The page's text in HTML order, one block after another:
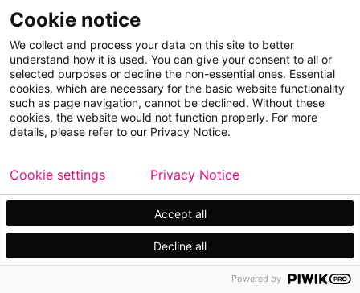
Contáctate con nuestros
expertos
MINERÍA
Cookie notice
We collect and process your data on this site to better
understand how it is used. You can give your consent to all or
selected purposes or decline the non-essential ones. Essential
cookies, which are necessary for the basic website functionality
such as page navigation, cannot be declined. Without these
cookies, the website would not function properly. For more
details, please refer to our Privacy Notice.
Accept all
Decline all
Cookie settings Privacy Notice
Powered by